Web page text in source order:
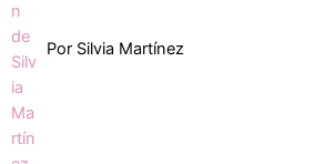
Por Silvia Martínez